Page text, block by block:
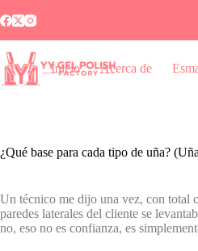
Inicio Acerca de
¿Qué base para cada tipo de uña?
Un técnico me dijo una vez, con total
paredes laterales del cliente se
no, eso no es confianza, es